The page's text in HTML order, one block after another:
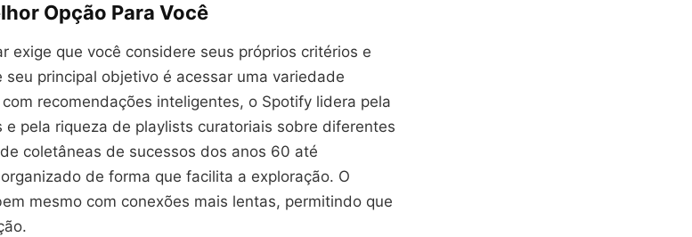
Opção Para Você
exige que você considere seus próprios critérios e
principal objetivo é acessar uma variedade
recomendações inteligentes, o Spotify lidera pela
pela riqueza de playlists curatoriais sobre diferentes
coletâneas de sucessos dos anos 60 até
de forma que facilita a exploração. O
mesmo com conexões mais lentas, permitindo que